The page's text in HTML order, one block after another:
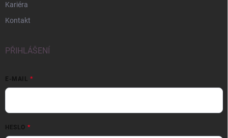
Kariéra
Kontakt
PŘIHLÁŠENÍ
E-MAIL
HESLO